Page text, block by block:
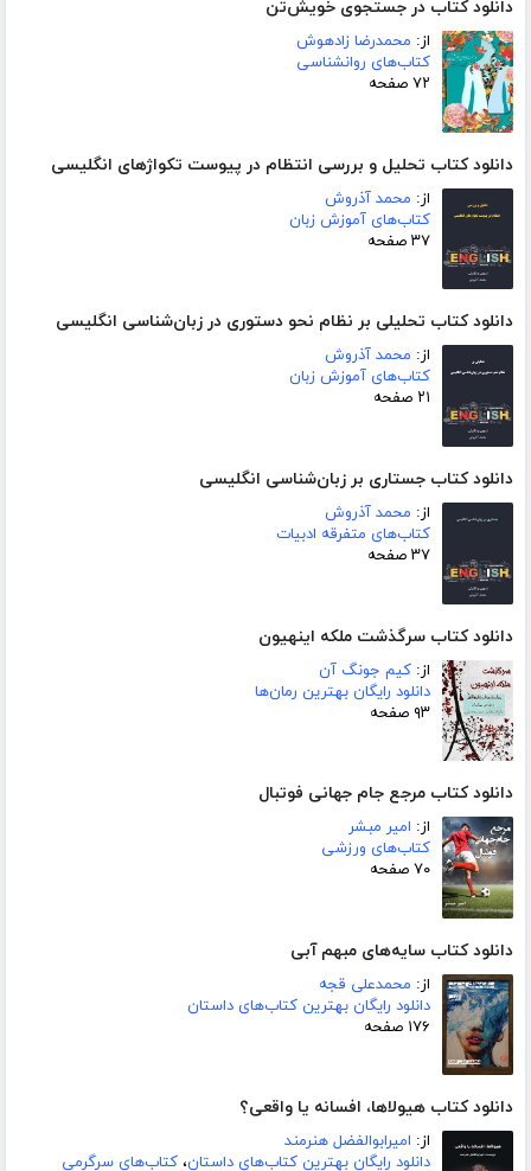
دانلود کتاب در جستجوی خویش‌تن
از: محمدرضا زادهوش
کتاب‌های روانشناسی
۷۲ صفحه
دانلود کتاب تحلیل و بررسی انتظام در پیوست تکواژهای انگلیسی
از: محمد آذروش
کتاب‌های آموزش زبان
۳۷ صفحه
دانلود کتاب تحلیلی بر نظام نحو دستوری در زبان‌شناسی انگلیسی
از: محمد آذروش
کتاب‌های آموزش زبان
۲۱ صفحه
دانلود کتاب جستاری بر زبان‌شناسی انگلیسی
از: محمد آذروش
کتاب‌های متفرقه ادبیات
۳۷ صفحه
دانلود کتاب سرگذشت ملکه اینهیون
از: کیم جونگ آن
دانلود رایگان بهترین رمان‌ها
۹۳ صفحه
دانلود کتاب مرجع جام جهانی فوتبال
از: امیر مبشر
کتاب‌های ورزشی
۷۰ صفحه
دانلود کتاب سایه‌های مبهم آبی
از: محمدعلی قجه
دانلود رایگان بهترین کتاب‌های داستان
۱۷۶ صفحه
دانلود کتاب هیولاها، افسانه یا واقعی؟
از: امیرابوالفضل هنرمند
دانلود رایگان بهترین کتاب‌های داستان، کتاب‌های سرگرمی